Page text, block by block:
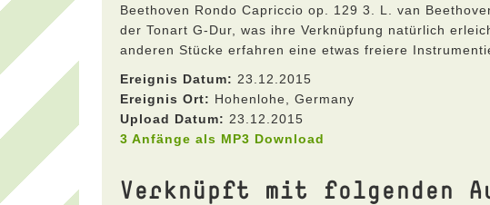
Beethoven Rondo Capriccio op. 129 3. L. van
der Tonart G-Dur, was ihre Verknüpfung natürlich
anderen Stücke erfahren eine etwas freiere
Ereignis Datum: 23.12.2015
Ereignis Ort: Hohenlohe, Germany
Upload Datum: 23.12.2015
3 Anfänge als MP3 Download
Verknüpft mit folgenden